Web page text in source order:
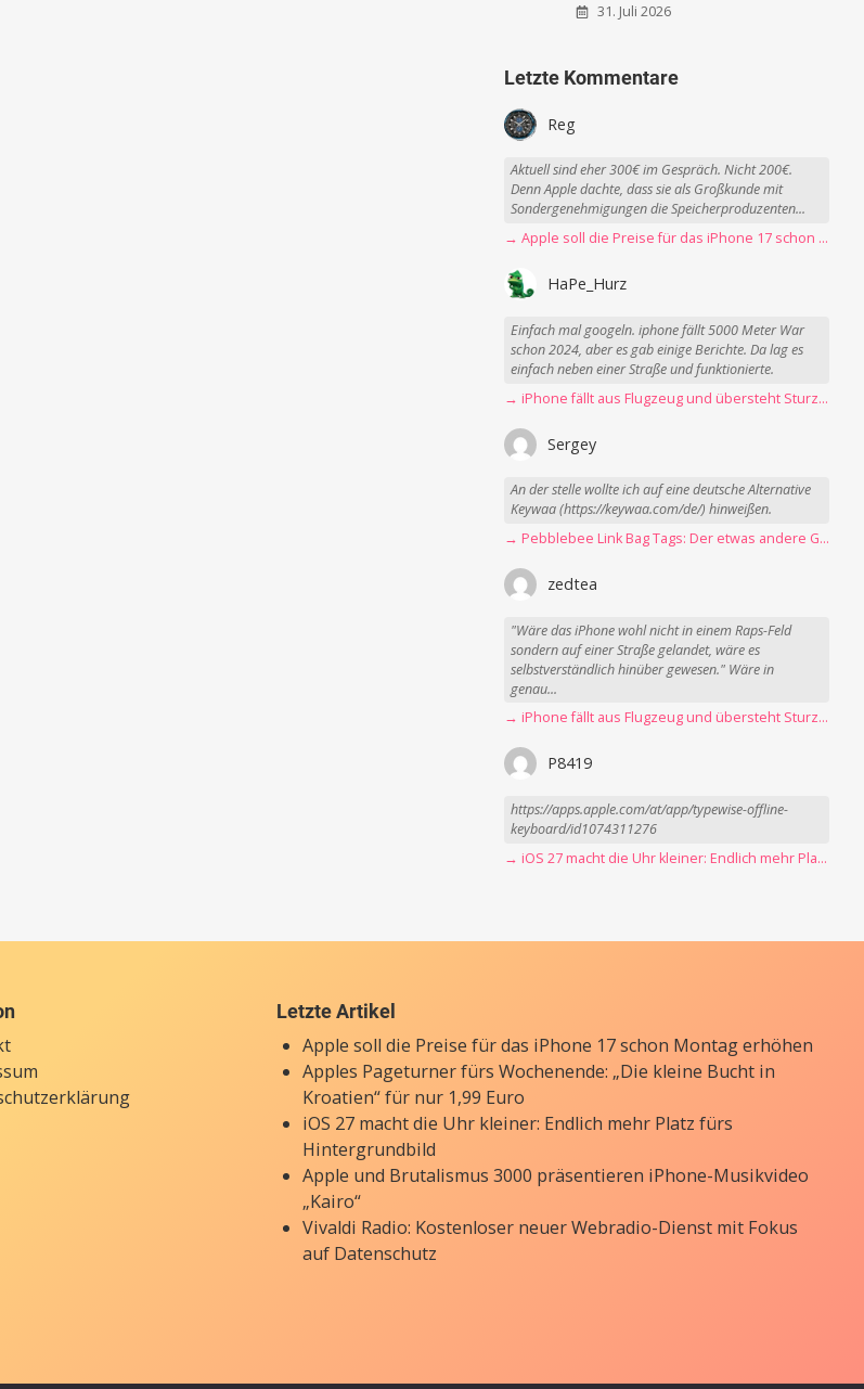
31. Juli 2026
Letzte Kommentare
Reg
Aktuell sind eher 300€ im Gespräch. Nicht 200€.
Denn Apple dachte, dass sie als Großkunde mit
Sondergenehmigungen die Speicherproduzenten...
→ Apple soll die Preise für das iPhone 17 schon Montag erhöhen
HaPe_Hurz
Einfach mal googeln. iphone fällt 5000 Meter War
schon 2024, aber es gab einige Berichte. Da lag es
einfach neben einer Straße und funktionierte.
→ iPhone fällt aus Flugzeug und übersteht Sturz unbeschadet
Sergey
An der stelle wollte ich auf eine deutsche Alternative
Keywaa (https://keywaa.com/de/) hinweißen.
→ Pebblebee Link Bag Tags: Der etwas andere Gepäck-Tracker
zedtea
"Wäre das iPhone wohl nicht in einem Raps-Feld
sondern auf einer Straße gelandet, wäre es
selbstverständlich hinüber gewesen." Wäre in
genau...
→ iPhone fällt aus Flugzeug und übersteht Sturz unbeschadet
P8419
https://apps.apple.com/at/app/typewise-offline-
keyboard/id1074311276
→ iOS 27 macht die Uhr kleiner: Endlich mehr Platz fürs Hintergrundbild
Letzte Artikel
Apple soll die Preise für das iPhone 17 schon Montag erhöhen
Apples Pageturner fürs Wochenende: „Die kleine Bucht in
Kroatien“ für nur 1,99 Euro
iOS 27 macht die Uhr kleiner: Endlich mehr Platz fürs
Hintergrundbild
Apple und Brutalismus 3000 präsentieren iPhone-Musikvideo
„Kairo“
Vivaldi Radio: Kostenloser neuer Webradio-Dienst mit Fokus
auf Datenschutz